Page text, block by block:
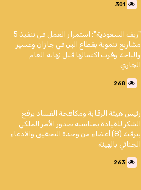
301
"ريف السعودية": استمرار العمل في تنفيذ 5
مشاريع تنموية بقطاع البن في جازان وعسير
والباحة وقُرب اكتمالها قبل نهاية العام
الجاري
268
رئيس هيئة الرقابة ومكافحة الفساد يرفع
الشكر للقيادة بمناسبة صدور الأمر الملكي
بترقية (8) أعضاء من وحدة التحقيق والادعاء
الجنائي بالهيئة
263